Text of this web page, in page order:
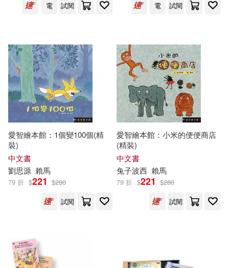
電
試閱
電
試閱
愛智繪本館：1個變100個(精
裝)
中文書
劉思源 賴馬
79 折 $221 $280
試閱
愛智繪本館：小米的便便商店
(精裝)
中文書
兔子波西 賴馬
79 折 $221 $280
試閱